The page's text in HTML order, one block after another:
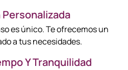
es único. Te ofrecemos un
a tus necesidades.
Y Tranquilidad